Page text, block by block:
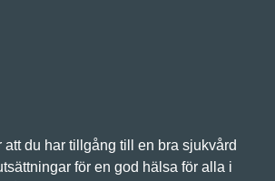
att du har tillgång till en bra sjukvård
för en god hälsa för alla i